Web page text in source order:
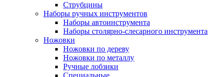
Струбцины
Наборы ручных инструментов
Наборы автоинструмента
Наборы столярно-слесарного инструмента
Ножовки
Ножовки по дереву
Ножовки по металлу
Ручные лобзики
Специальные